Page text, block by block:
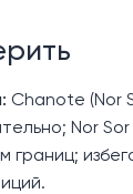
Chanote (Nor
Nor
границ;